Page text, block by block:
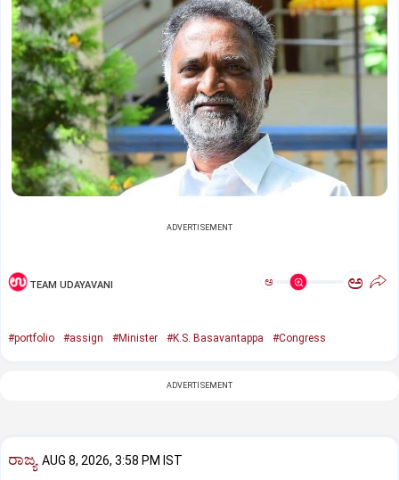
ADVERTISEMENT
TEAM UDAYAVANI ಅ ಅ
#portfolio #assign #Minister #K.S. Basavantappa #Congress
ADVERTISEMENT
ರಾಜ್ಯ AUG 8, 2026, 3:58 PM IST